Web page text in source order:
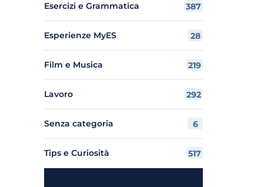
Esercizi e Grammatica 387
Esperienze MyES 28
Film e Musica 219
Lavoro 292
Senza categoria 6
Tips e Curiosità 517